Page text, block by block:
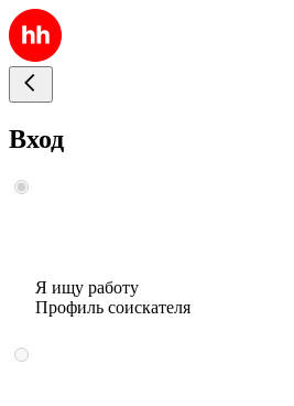
Вход
Я ищу работу
Профиль соискателя